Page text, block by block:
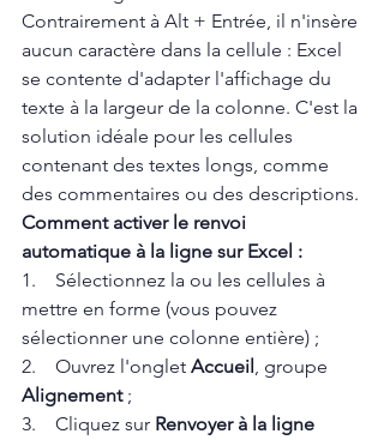
Contrairement à Alt + Entrée, il n'insère
aucun caractère dans la cellule : Excel
se contente d'adapter l'affichage du
texte à la largeur de la colonne. C'est la
solution idéale pour les cellules
contenant des textes longs, comme
des commentaires ou des descriptions.
Comment activer le renvoi
automatique à la ligne sur Excel :
1.    Sélectionnez la ou les cellules à
mettre en forme (vous pouvez
sélectionner une colonne entière) ;
2.    Ouvrez l'onglet Accueil , groupe
Alignement ;
3.    Cliquez sur Renvoyer à la ligne